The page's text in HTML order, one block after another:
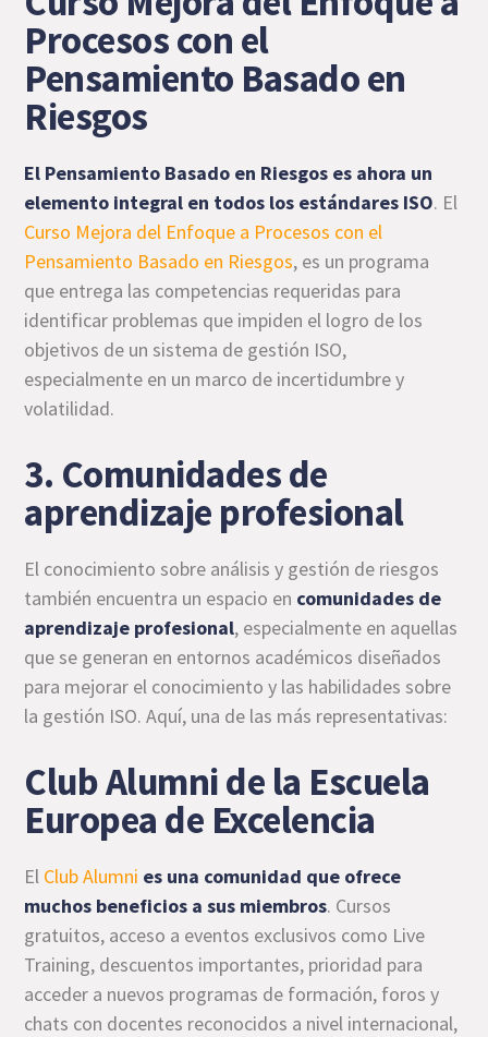
Procesos con el
Pensamiento Basado en
Riesgos
El Pensamiento Basado en Riesgos es ahora un
elemento integral en todos los estándares ISO. El
Curso Mejora del Enfoque a Procesos con el
Pensamiento Basado en Riesgos, es un programa
que entrega las competencias requeridas para
identificar problemas que impiden el logro de los
objetivos de un sistema de gestión ISO,
especialmente en un marco de incertidumbre y
volatilidad.
3. Comunidades de
aprendizaje profesional
El conocimiento sobre análisis y gestión de riesgos
también encuentra un espacio en comunidades de
aprendizaje profesional, especialmente en aquellas
que se generan en entornos académicos diseñados
para mejorar el conocimiento y las habilidades sobre
la gestión ISO. Aquí, una de las más representativas:
Club Alumni de la Escuela
Europea de Excelencia
El Club Alumni es una comunidad que ofrece
muchos beneficios a sus miembros. Cursos
gratuitos, acceso a eventos exclusivos como Live
Training, descuentos importantes, prioridad para
acceder a nuevos programas de formación, foros y
chats con docentes reconocidos a nivel internacional,